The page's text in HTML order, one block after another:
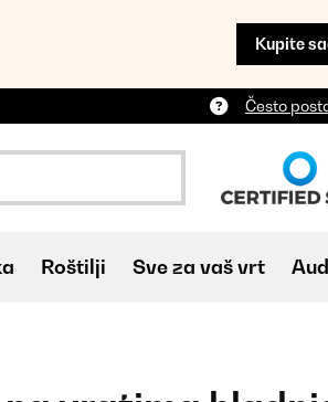
Kupite
Često
Roštilji Sve za vaš vrt